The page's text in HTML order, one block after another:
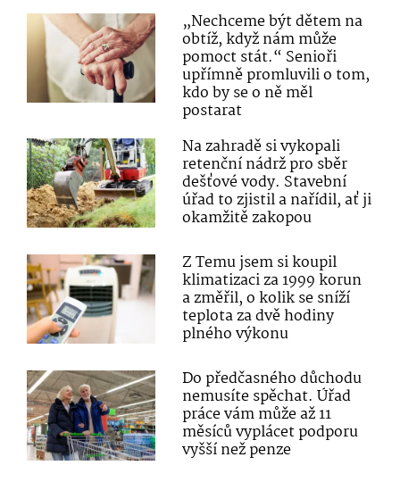
„Nechceme být dětem na
obtíž, když nám může
pomoct stát.“ Senioři
upřímně promluvili o tom,
kdo by se o ně měl
postarat
Na zahradě si vykopali
retenční nádrž pro sběr
dešťové vody. Stavební
úřad to zjistil a nařídil, ať ji
okamžitě zakopou
Z Temu jsem si koupil
klimatizaci za 1999 korun
a změřil, o kolik se sníží
teplota za dvě hodiny
plného výkonu
Do předčasného důchodu
nemusíte spěchat. Úřad
práce vám může až 11
měsíců vyplácet podporu
vyšší než penze